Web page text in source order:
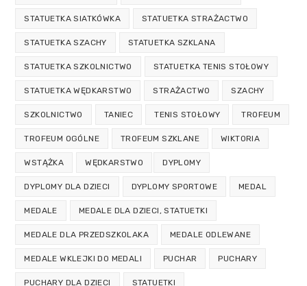
STATUETKA SIATKÓWKA STATUETKA STRAŻACTWO
STATUETKA SZACHY STATUETKA SZKLANA
STATUETKA SZKOLNICTWO STATUETKA TENIS STOŁOWY
STATUETKA WĘDKARSTWO STRAŻACTWO SZACHY
SZKOLNICTWO TANIEC TENIS STOŁOWY TROFEUM
TROFEUM OGÓLNE TROFEUM SZKLANE WIKTORIA
WSTĄŻKA WĘDKARSTWO DYPLOMY
DYPLOMY DLA DZIECI DYPLOMY SPORTOWE MEDAL
MEDALE MEDALE DLA DZIECI, STATUETKI
MEDALE DLA PRZEDSZKOLAKA MEDALE ODLEWANE
MEDALE WKLEJKI DO MEDALI PUCHAR PUCHARY
PUCHARY DLA DZIECI STATUETKI